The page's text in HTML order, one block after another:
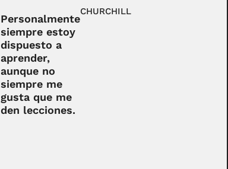
Personalmente
siempre estoy
dispuesto a
aprender,
aunque no
siempre me
gusta que me
den lecciones.
CHURCHILL